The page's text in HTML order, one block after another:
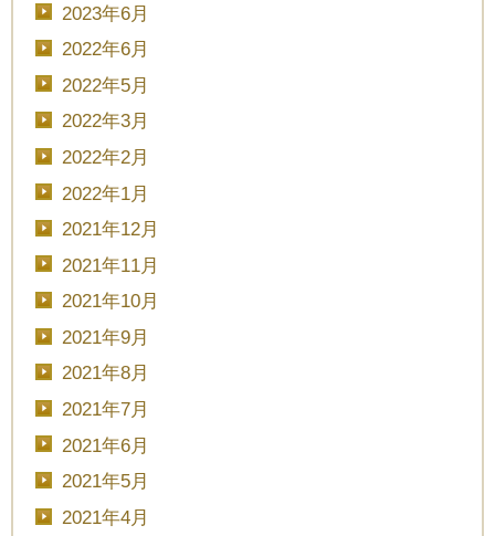
2023年6月
2022年6月
2022年5月
2022年3月
2022年2月
2022年1月
2021年12月
2021年11月
2021年10月
2021年9月
2021年8月
2021年7月
2021年6月
2021年5月
2021年4月
時間を選択してください
■■■タイトル■■■